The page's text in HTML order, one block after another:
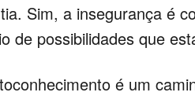
Sim, a insegurança é
de possibilidades que
é um